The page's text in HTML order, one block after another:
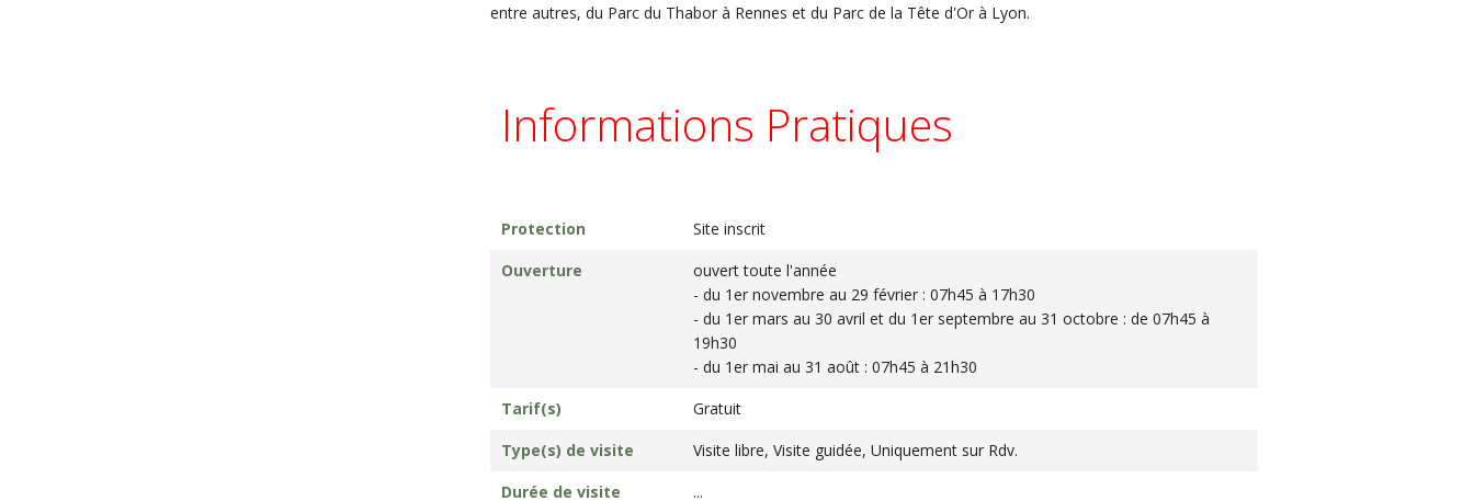
entre autres, du Parc du Thabor à Rennes et du Parc de la Tête d'Or à Lyon.
Informations Pratiques
Protection
Site inscrit
Ouverture
ouvert toute l'année
- du 1er novembre au 29 février : 07h45 à 17h30
- du 1er mars au 30 avril et du 1er septembre au 31 octobre : de 07h45 à
19h30
- du 1er mai au 31 août : 07h45 à 21h30
Tarif(s)
Gratuit
Type(s) de visite
Visite libre, Visite guidée, Uniquement sur Rdv.
Durée de visite
...